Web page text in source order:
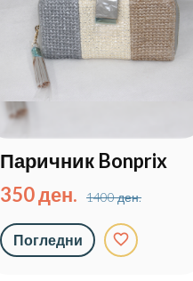
Паричник Bonprix
350 ден.
1400 ден.
Погледни favorite_border